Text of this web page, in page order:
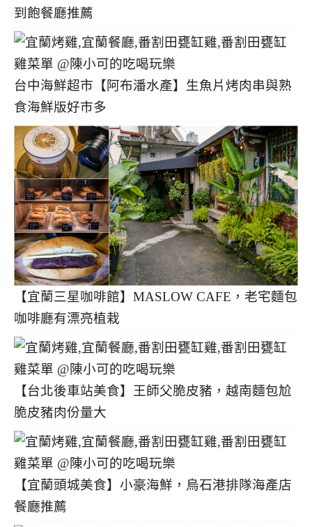
到飽餐廳推薦
台中海鮮超市【阿布潘水產】生魚片烤肉串與熟
食海鮮版好市多
【宜蘭三星咖啡館】MASLOW CAFE，老宅麵包
咖啡廳有漂亮植栽
【台北後車站美食】王師父脆皮豬，越南麵包尬
脆皮豬肉份量大
【宜蘭頭城美食】小豪海鮮，烏石港排隊海產店
餐廳推薦